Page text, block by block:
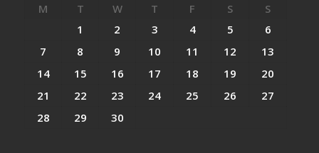
M T W T F S
S
1
2 3 4 5
6
7
8 9 10 11 12
13
14
15 16 17 18 19
20
21
22 23 24 25 26
27
28
29 30